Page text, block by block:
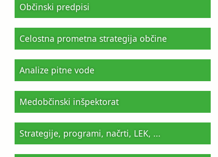
Občinski predpisi
Celostna prometna strategija občine
Analize pitne vode
Medobčinski inšpektorat
Strategije, programi, načrti, LEK, ...